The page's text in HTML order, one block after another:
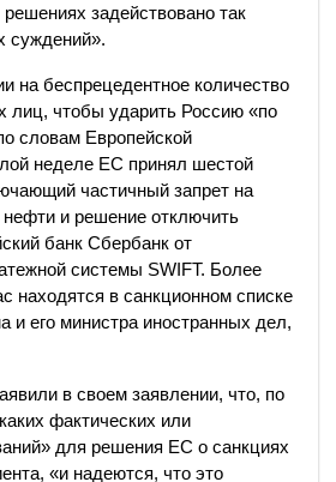
задействовано так
суждений».
на беспрецедентное количество
лиц, чтобы ударить Россию «по
словам Европейской
неделе ЕС принял шестой
частичный запрет на
нефти и решение отключить
банк Сбербанк от
системы SWIFT. Более
находятся в санкционном списке
и его министра иностранных дел,
в своем заявлении, что, по
фактических или
для решения ЕС о санкциях
«и надеются, что это